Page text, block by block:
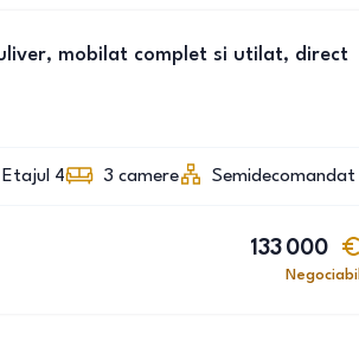
mobilat complet si utilat, direct
Etajul 4 3 camere Semidecomandat
133 000
Negociabil